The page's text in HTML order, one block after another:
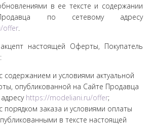
в ее тексте и содержании
по сетевому адресу
offer.
настоящей Оферты, Покупатель
содержанием и условиями актуальной
опубликованной на Сайте Продавца
https://modeliani.ru/offer;
порядком заказа и условиями оплаты
в тексте настоящей